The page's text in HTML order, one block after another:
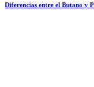
Diferencias entre el Butano y